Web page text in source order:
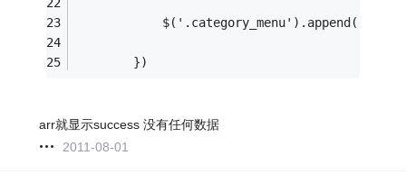
		})
arr就显示success 没有任何数据
2011-08-01